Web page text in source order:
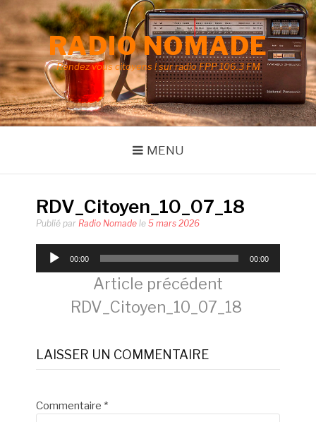
Aller
au
contenu
RADIO NOMADE
Rendez vous citoyens ! sur radio FPP 106.3 FM
MENU
RDV_Citoyen_10_07_18
Publié par Radio Nomadele 5 mars 2026
Lecteur
audio
00:00 00:00
Lire
la
suite
Article précédent
RDV_Citoyen_10_07_18
LAISSER UN COMMENTAIRE
Commentaire *